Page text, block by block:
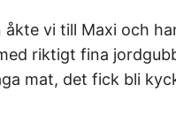
åkte vi till Maxi och
riktigt fina
mat, det fick bli